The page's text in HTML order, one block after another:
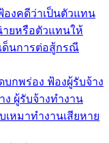
งคดีว่าเป็นตัวแทน
ายหรือตัวแทนให้
ด็นการต่อสู้กรณี
กพร่อง ฟ้องผู้รับจ้าง
ง ผู้รับจ้างทำงาน
หมาทำงานเสียหาย